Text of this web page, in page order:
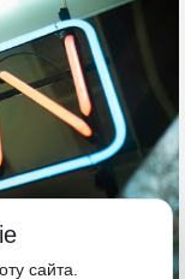
сайта.